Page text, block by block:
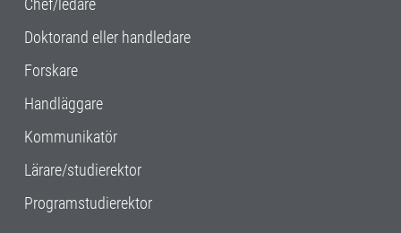
Chef/ledare
Doktorand eller handledare
Forskare
Handläggare
Kommunikatör
Lärare/studierektor
Programstudierektor